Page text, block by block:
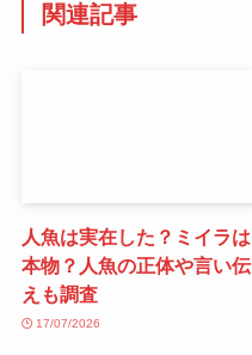
関連記事
人魚は実在した？ミイラは
本物？人魚の正体や言い伝
えも調査
17/07/2026